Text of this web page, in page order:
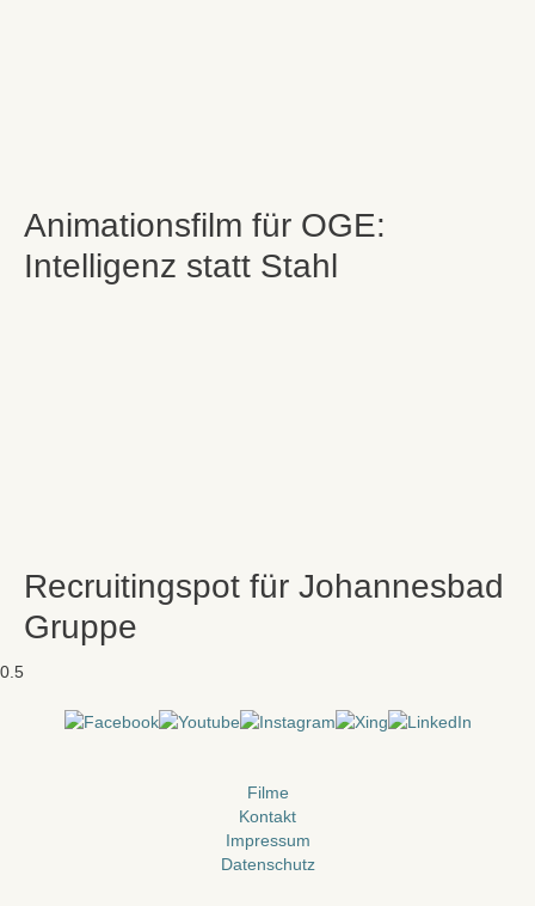
Animationsfilm für OGE:
Intelligenz statt Stahl
Recruitingspot für Johannesbad
Gruppe
Filme
Kontakt
Impressum
Datenschutz